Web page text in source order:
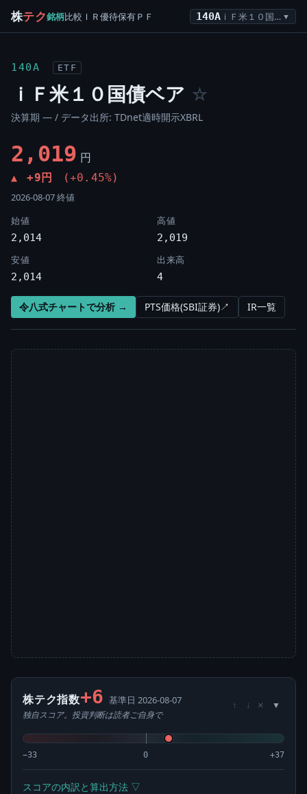
株テク銘柄比較 ＩＲ優待保有ＰＦ 140A ｉＦ米１０国債ベア ▼
140A ETF
ｉＦ米１０国債ベア ☆
決算期 — / データ出所: TDnet適時開示XBRL
2,019 円
▲ +9円 (+0.45%)
2026-08-07 終値
始値
2,014
高値
2,019
安値
2,014
出来高
4
令八式チャートで分析 → PTS価格(SBI証券)↗ IR一覧
株テク指数+6 基準日 2026-08-07
独自スコア。投資判断は読者ご自身で
↑ ↓ ×
−33 0 +37
スコアの内訳と算出方法 ▽